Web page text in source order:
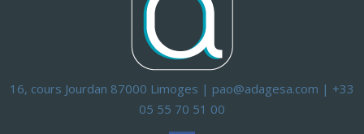
16, cours Jourdan 87000 Limoges | pao@adagesa.com | +33
05 55 70 51 00